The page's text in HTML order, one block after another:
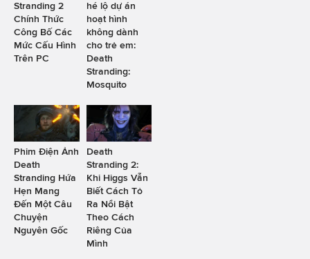
Stranding 2
Chính Thức
Công Bố Các
Mức Cấu Hình
Trên PC
hé lộ dự án
hoạt hình
không dành
cho trẻ em:
Death
Stranding:
Mosquito
Phim Điện Ảnh
Death
Stranding Hứa
Hẹn Mang
Đến Một Câu
Chuyện
Nguyên Gốc
Death
Stranding 2:
Khi Higgs Vẫn
Biết Cách Tỏ
Ra Nổi Bật
Theo Cách
Riêng Của
Mình